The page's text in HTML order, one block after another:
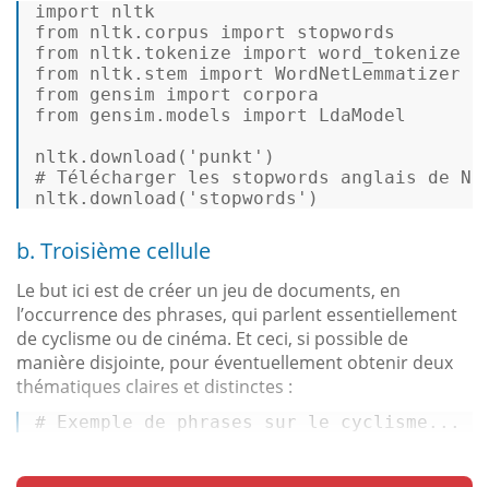
import
from nltk.corpus import
from nltk.tokenize import
from nltk.stem import
from gensim import
from gensim.models import
LdaModel
nltk.download( 'punkt'
# Télécharger les stopwords anglais de
nltk.download( 'stopwords' )
b. Troisième cellule
Le but ici est de créer un jeu de documents, en
l’occurrence des phrases, qui parlent essentiellement
de cyclisme ou de cinéma. Et ceci, si possible de
manière disjointe, pour éventuellement obtenir deux
thématiques claires et distinctes :
# Exemple de phrases sur le cyclisme...